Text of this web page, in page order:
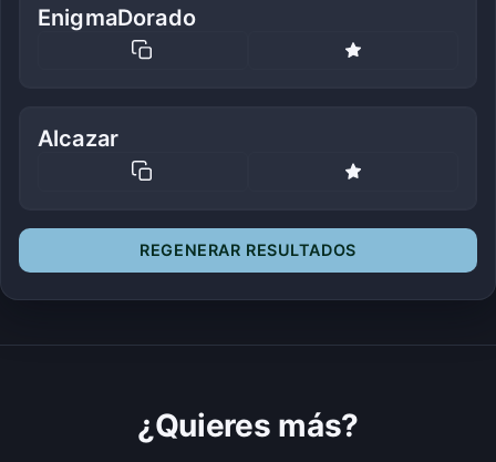
EnigmaDorado
Alcazar
REGENERAR RESULTADOS
¿Quieres más?